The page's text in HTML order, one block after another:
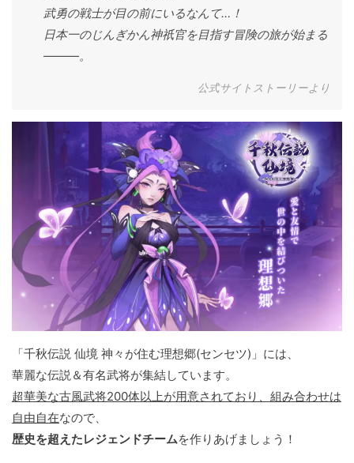
武勇の戦士が目の前にいるなんて…！
日本一のじんぎかん神祇官を目指す冒険の旅が始まる
―――。
公式サイトストーリーより
「千秋伝説 仙境 神々が住む理想郷(センセツ)」には、
華麗な伝説＆有名武将が集結しています。
超華美な古風武将200体以上が用意されており、組み合わせは
自由自在なので、
歴史を超えたレジェンドチームを作りあげましょう！